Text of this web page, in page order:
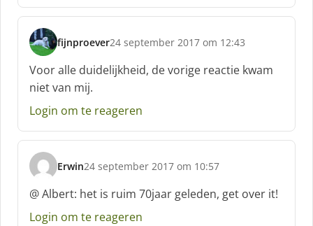
fijnproever
s
c
h
r
e
f
24 september 2017 om 12:43
Voor alle duidelijkheid, de vorige reactie kwam
niet van mij.
Login om te reageren
Erwin
s
c
h
r
24 september 2017 om 10:57
@ Albert: het is ruim 70jaar geleden, get over it!
Login om te reageren